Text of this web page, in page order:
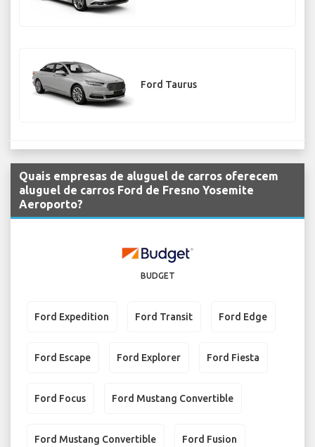
Ford Taurus
Quais empresas de aluguel de carros oferecem
aluguel de carros Ford de Fresno Yosemite
Aeroporto?
BUDGET
Ford Expedition Ford Transit Ford Edge
Ford Escape Ford Explorer Ford Fiesta
Ford Focus Ford Mustang Convertible
Ford Mustang Convertible Ford Fusion